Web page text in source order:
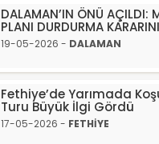
DALAMAN’IN ÖNÜ AÇILDI:
PLANI DURDURMA
19-05-2026 - DALAMAN
Fethiye’de Yarımada
Turu Büyük İlgi Gördü
17-05-2026 - FETHİYE